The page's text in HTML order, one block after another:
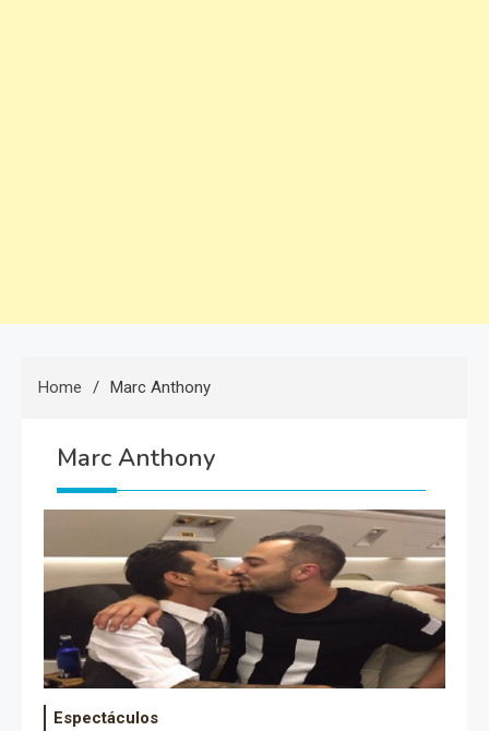
Home Marc Anthony
Marc Anthony
Espectáculos